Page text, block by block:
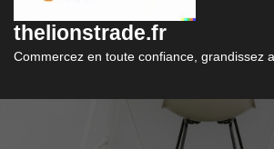
thelionstrade.fr
Commercez en toute confiance, grandissez